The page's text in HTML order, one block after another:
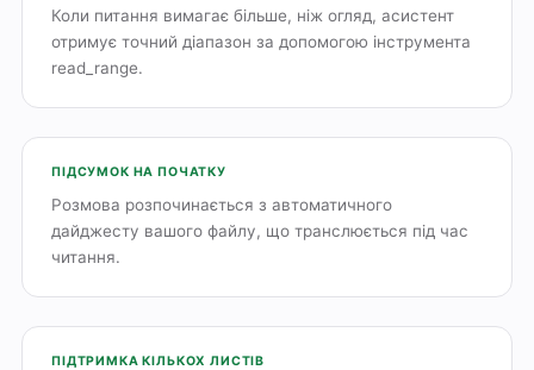
Коли питання вимагає більше, ніж огляд, асистент
отримує точний діапазон за допомогою інструмента
read_range.
ПІДСУМОК НА ПОЧАТКУ
Розмова розпочинається з автоматичного
дайджесту вашого файлу, що транслюється під час
читання.
ПІДТРИМКА КІЛЬКОХ ЛИСТІВ